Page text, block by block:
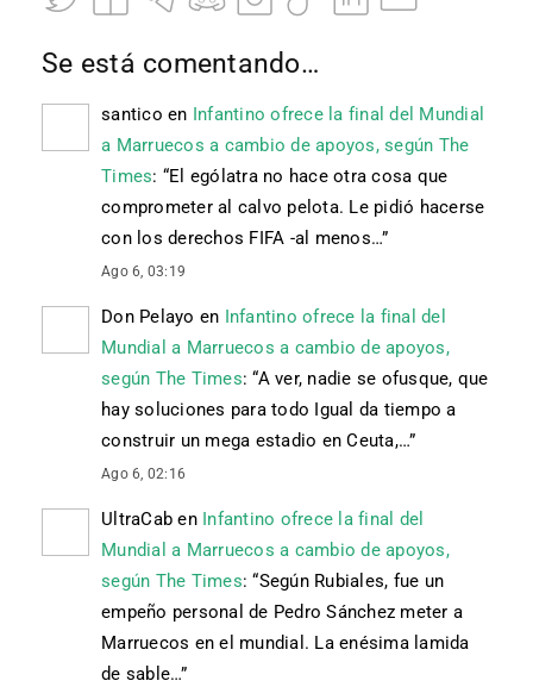
Se está comentando…
santico en Infantino ofrece la final del Mundial
a Marruecos a cambio de apoyos, según The
Times: “El ególatra no hace otra cosa que
comprometer al calvo pelota. Le pidió hacerse
con los derechos FIFA -al menos…”
Ago 6, 03:19
Don Pelayo en Infantino ofrece la final del
Mundial a Marruecos a cambio de apoyos,
según The Times: “A ver, nadie se ofusque, que
hay soluciones para todo Igual da tiempo a
construir un mega estadio en Ceuta,…”
Ago 6, 02:16
UltraCab en Infantino ofrece la final del
Mundial a Marruecos a cambio de apoyos,
según The Times: “Según Rubiales, fue un
empeño personal de Pedro Sánchez meter a
Marruecos en el mundial. La enésima lamida
de sable…”